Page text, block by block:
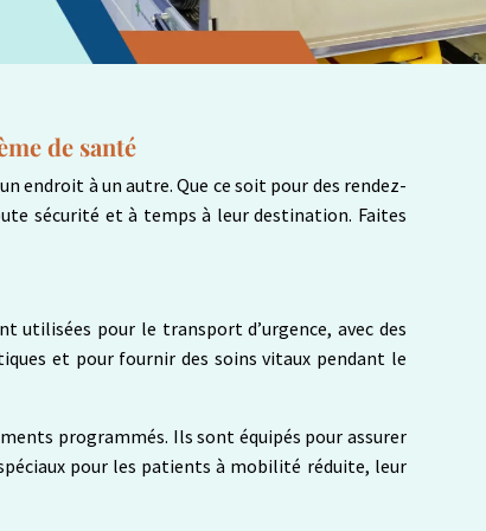
de santé
endroit à un autre. Que ce soit pour des rendez-
sécurité et à temps à leur destination. Faites
utilisées pour le transport d’urgence, avec des
et pour fournir des soins vitaux pendant le
programmés. Ils sont équipés pour assurer
pour les patients à mobilité réduite, leur